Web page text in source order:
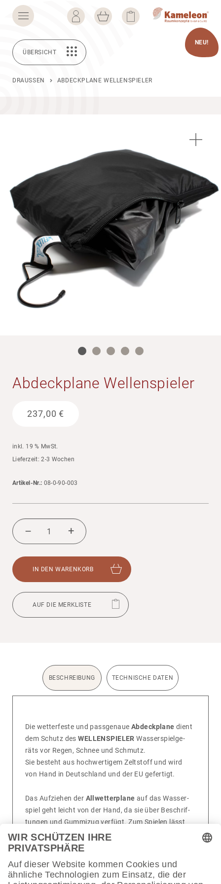
ÜBERSICHT
DRAUSSEN ABDECKPLANE WELLENSPIELER
NEU!
Abdeck­plane Wellen­spieler
237,00€
inkl. 19 % MwSt.
Liefer­zeit: 2-3 Wochen
Artikel-Nr.: 08-0-90-003
ABDECK­
PLANE
WELLEN­
SPIELER
– +
IN DEN WAREN­KORB
AUF DIE MERK­LISTE
BESCHREIBUNG TECHNISCHE DATEN
Die wetter­feste und pass­ge­naueAbdeckplane dient
dem Schutz desWELLENSPIELER Wasser­spiel­ge­
räts vor Regen, Schnee und Schmutz.
Sie besteht aus hoch­wer­tigem Zelt­stoff und wird
von Hand in Deutsch­land und der EU gefer­tigt.
Das Aufziehen der Allwetterplane auf das Wasser­
spiel geht leicht von der Hand, da sie über Beschrif­
tungen und Gummizug verfügt. Zum Spielen lässt
sich die Plane in der inte­grierten Tasche verstauen
und mittels Taschen­haken unter das Wasser­spiel
Eigen­schaften: Wasser­fest — Wind­dicht — UV-